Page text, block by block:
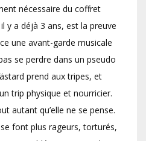
nécessaire du coffret
y a déjà 3 ans, est la preuve
une avant-garde musicale
se perdre dans un pseudo
prend aux tripes, et
trip physique et nourricier.
autant qu’elle ne se pense.
font plus rageurs, torturés,